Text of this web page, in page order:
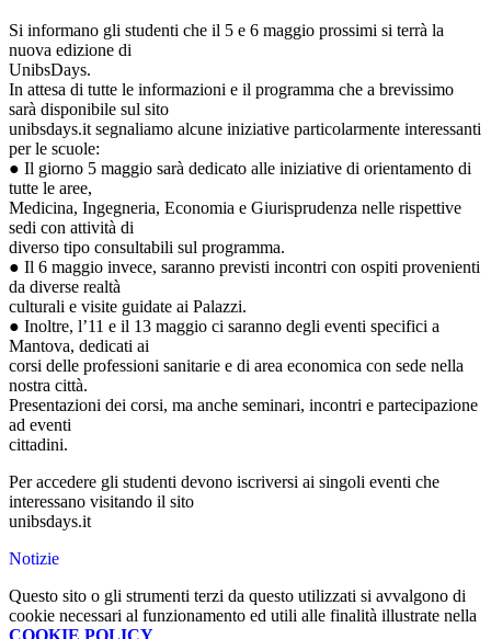
Si informano gli studenti che il 5 e 6 maggio prossimi si terrà la
nuova edizione di
UnibsDays.
In attesa di tutte le informazioni e il programma che a brevissimo
sarà disponibile sul sito
unibsdays.it segnaliamo alcune iniziative particolarmente interessanti
per le scuole:
● Il giorno 5 maggio sarà dedicato alle iniziative di orientamento di
tutte le aree,
Medicina, Ingegneria, Economia e Giurisprudenza nelle rispettive
sedi con attività di
diverso tipo consultabili sul programma.
● Il 6 maggio invece, saranno previsti incontri con ospiti provenienti
da diverse realtà
culturali e visite guidate ai Palazzi.
● Inoltre, l’11 e il 13 maggio ci saranno degli eventi specifici a
Mantova, dedicati ai
corsi delle professioni sanitarie e di area economica con sede nella
nostra città.
Presentazioni dei corsi, ma anche seminari, incontri e partecipazione
ad eventi
cittadini.
Per accedere gli studenti devono iscriversi ai singoli eventi che
interessano visitando il sito
unibsdays.it
Notizie
Questo sito o gli strumenti terzi da questo utilizzati si avvalgono di
cookie necessari al funzionamento ed utili alle finalità illustrate nella